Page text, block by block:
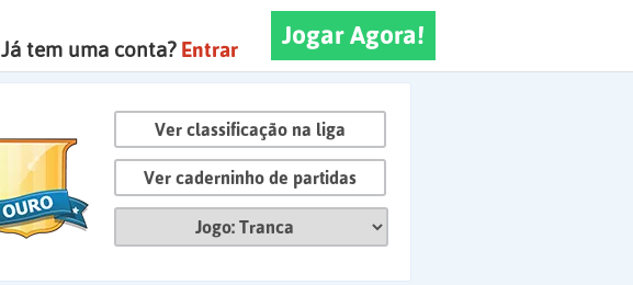
Jogar Agora!
Já tem uma conta? Entrar
Ver classificação na liga
Ver caderninho de partidas